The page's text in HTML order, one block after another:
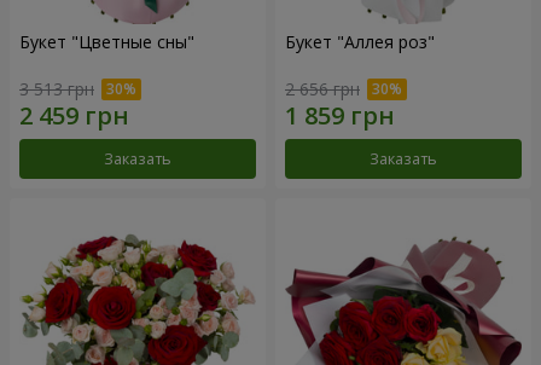
Букет "Цветные сны"
3 513 грн
Заказать
Букет "Аллея роз"
2 656 грн
Заказать